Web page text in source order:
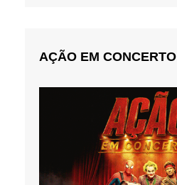
AÇÃO EM CONCERTO